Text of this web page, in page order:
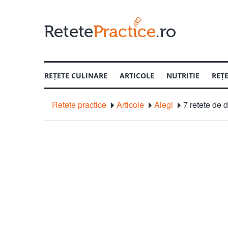
REȚETE CULINARE
TIPUL MESEI
ARTICOLE
CUM SA ALEGI CUM
NUTRITIE
INTERVIURI
Retete practice Articole Alegi 7 retete de